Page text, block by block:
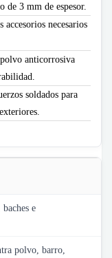
de 3 mm de espesor.
necesarios
anticorrosiva
soldados para
e
polvo, barro,